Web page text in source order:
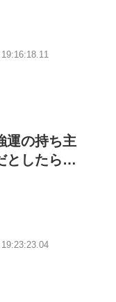
運の持ち主
としたら…